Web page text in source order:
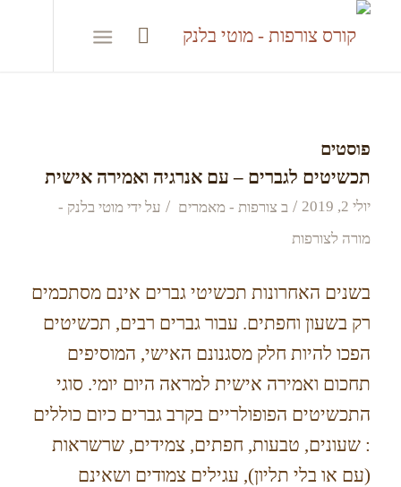
פוסטים
תכשיטים לגברים – עם אנרגיה ואמירה אישית
יולי 2, 2019 / ב צורפות - מאמרים / על ידי מוטי בלנק -
מורה לצורפות
בשנים האחרונות תכשיטי גברים אינם מסתכמים
רק בשעון וחפתים. עבור גברים רבים, תכשיטים
הפכו להיות חלק מסגנונם האישי, המוסיפים
תחכום ואמירה אישית למראה היום יומי. סוגי
התכשיטים הפופולריים בקרב גברים כיום כוללים
: שעונים, טבעות, חפתים, צמידים, שרשראות
(עם או בלי תליון), עגילים צמודים ושאינם